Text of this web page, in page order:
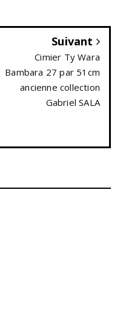
Suivant
Cimier Ty Wara
Bambara 27 par 51cm
ancienne collection
Gabriel SALA